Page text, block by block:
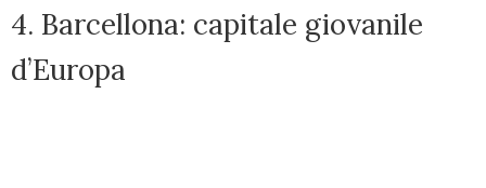
4. Barcellona: capitale giovanile
d’Europa